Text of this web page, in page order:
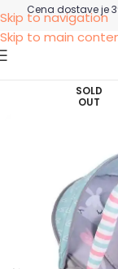
Skip to navigation
Skip to main
Cena dostave je
SOLD
OUT